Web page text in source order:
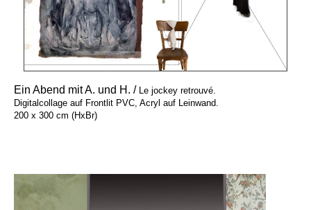
Ein Abend mit A. und H. / Le jockey retrouvé.
Digitalcollage auf Frontlit PVC, Acryl auf Leinwand.
200 x 300 cm (HxBr)